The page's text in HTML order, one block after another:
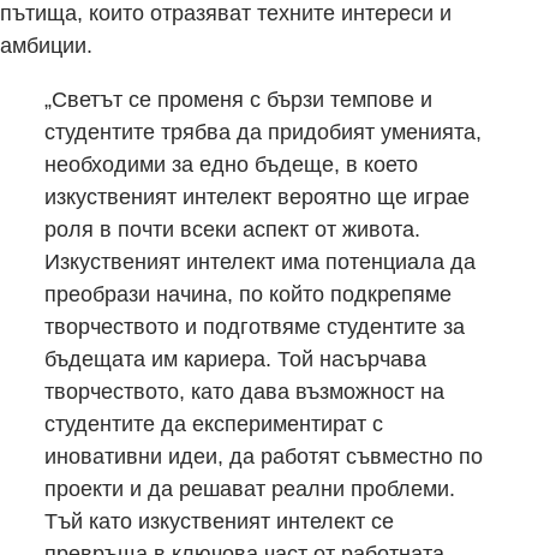
пътища, които отразяват техните интереси и
амбиции.
„Светът се променя с бързи темпове и
студентите трябва да придобият уменията,
необходими за едно бъдеще, в което
изкуственият интелект вероятно ще играе
роля в почти всеки аспект от живота.
Изкуственият интелект има потенциала да
преобрази начина, по който подкрепяме
творчеството и подготвяме студентите за
бъдещата им кариера. Той насърчава
творчеството, като дава възможност на
студентите да експериментират с
иновативни идеи, да работят съвместно по
проекти и да решават реални проблеми.
Тъй като изкуственият интелект се